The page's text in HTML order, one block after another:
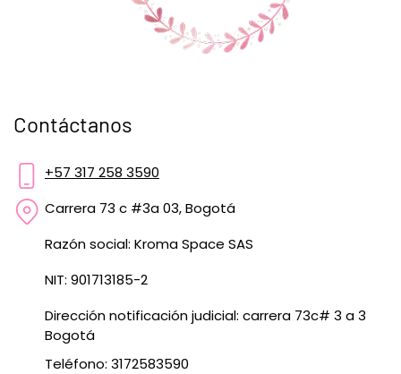
Contáctanos
+57 317 258 3590
Carrera 73 c #3a 03, Bogotá
Razón social: Kroma Space SAS
NIT: 901713185-2
Dirección notificación judicial: carrera 73c# 3 a 3
Bogotá
Teléfono: 3172583590